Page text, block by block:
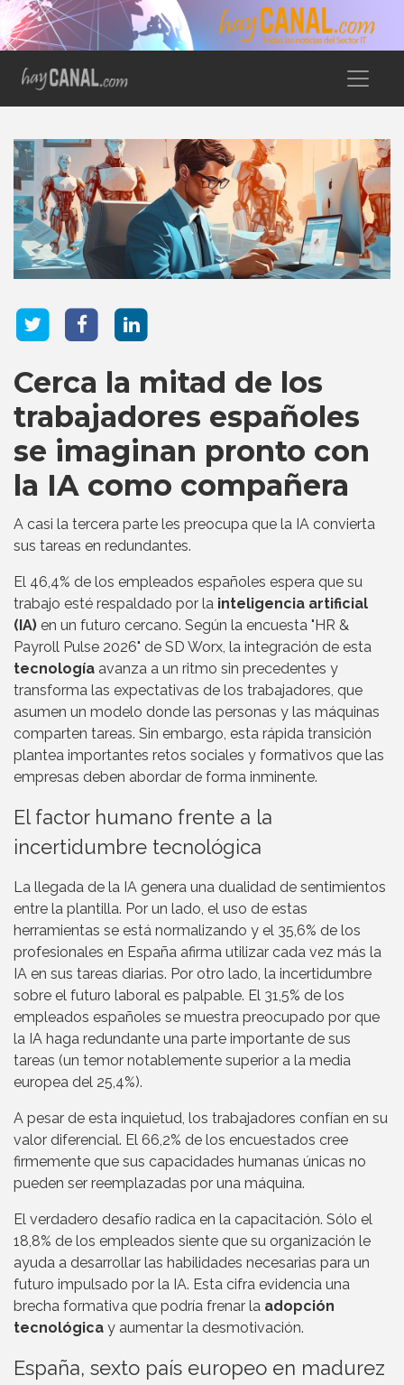
Cerca la mitad de los
trabajadores españoles
se imaginan pronto con
la IA como compañera
A casi la tercera parte les preocupa que la IA convierta
sus tareas en redundantes.
El 46,4% de los empleados españoles espera que su
trabajo esté respaldado por la inteligencia artificial
(IA) en un futuro cercano. Según la encuesta "HR &
Payroll Pulse 2026" de SD Worx, la integración de esta
tecnología avanza a un ritmo sin precedentes y
transforma las expectativas de los trabajadores, que
asumen un modelo donde las personas y las máquinas
comparten tareas. Sin embargo, esta rápida transición
plantea importantes retos sociales y formativos que las
empresas deben abordar de forma inminente.
El factor humano frente a la
incertidumbre tecnológica
La llegada de la IA genera una dualidad de sentimientos
entre la plantilla. Por un lado, el uso de estas
herramientas se está normalizando y el 35,6% de los
profesionales en España afirma utilizar cada vez más la
IA en sus tareas diarias. Por otro lado, la incertidumbre
sobre el futuro laboral es palpable. El 31,5% de los
empleados españoles se muestra preocupado por que
la IA haga redundante una parte importante de sus
tareas (un temor notablemente superior a la media
europea del 25,4%).
A pesar de esta inquietud, los trabajadores confían en su
valor diferencial. El 66,2% de los encuestados cree
firmemente que sus capacidades humanas únicas no
pueden ser reemplazadas por una máquina.
El verdadero desafío radica en la capacitación. Sólo el
18,8% de los empleados siente que su organización le
ayuda a desarrollar las habilidades necesarias para un
futuro impulsado por la IA. Esta cifra evidencia una
brecha formativa que podría frenar la adopción
tecnológica y aumentar la desmotivación.
España, sexto país europeo en madurez